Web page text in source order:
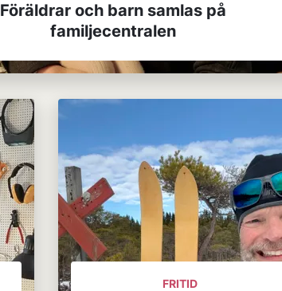
Föräldrar och barn samlas på
familjecentralen
FRITID